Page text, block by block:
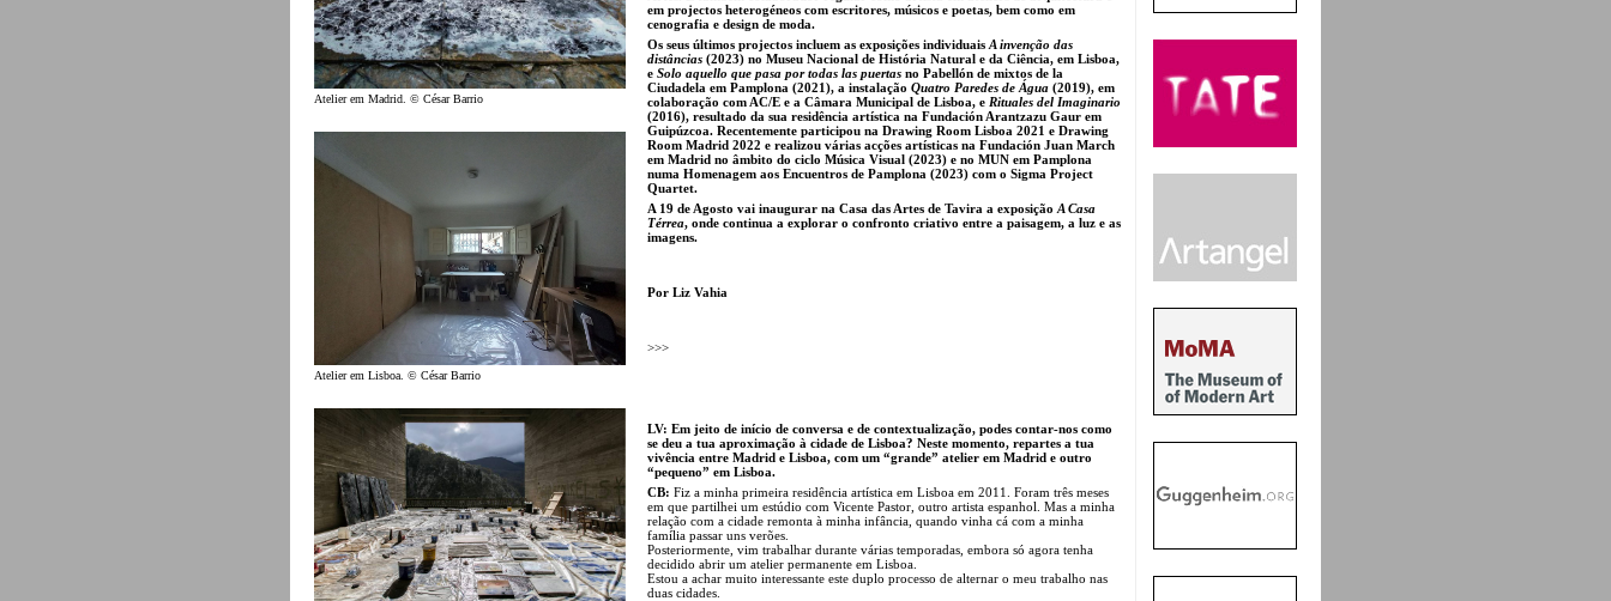
Atelier em Madrid. © César Barrio
Atelier em Lisboa. © César Barrio
em projectos heterogéneos com escritores, músicos e poetas, bem como em
cenografia e design de moda.
Os seus últimos projectos incluem as exposições individuais A invenção das
distâncias (2023) no Museu Nacional de História Natural e da Ciência, em Lisboa,
e Solo aquello que pasa por todas las puertas no Pabellón de mixtos de la
Ciudadela em Pamplona (2021), a instalação Quatro Paredes de Água (2019), em
colaboração com AC/E e a Câmara Municipal de Lisboa, e Rituales del Imaginario
(2016), resultado da sua residência artística na Fundación Arantzazu Gaur em
Guipúzcoa. Recentemente participou na Drawing Room Lisboa 2021 e Drawing
Room Madrid 2022 e realizou várias acções artísticas na Fundación Juan March
em Madrid no âmbito do ciclo Música Visual (2023) e no MUN em Pamplona
numa Homenagem aos Encuentros de Pamplona (2023) com o Sigma Project
Quartet.
A 19 de Agosto vai inaugurar na Casa das Artes de Tavira a exposição A Casa
Térrea, onde continua a explorar o confronto criativo entre a paisagem, a luz e as
imagens.
Por Liz Vahia
>>>
LV: Em jeito de início de conversa e de contextualização, podes contar-nos como
se deu a tua aproximação à cidade de Lisboa? Neste momento, repartes a tua
vivência entre Madrid e Lisboa, com um “grande” atelier em Madrid e outro
“pequeno” em Lisboa.
CB: Fiz a minha primeira residência artística em Lisboa em 2011. Foram três meses
em que partilhei um estúdio com Vicente Pastor, outro artista espanhol. Mas a minha
relação com a cidade remonta à minha infância, quando vinha cá com a minha
família passar uns verões.
Posteriormente, vim trabalhar durante várias temporadas, embora só agora tenha
decidido abrir um atelier permanente em Lisboa.
Estou a achar muito interessante este duplo processo de alternar o meu trabalho nas
duas cidades.